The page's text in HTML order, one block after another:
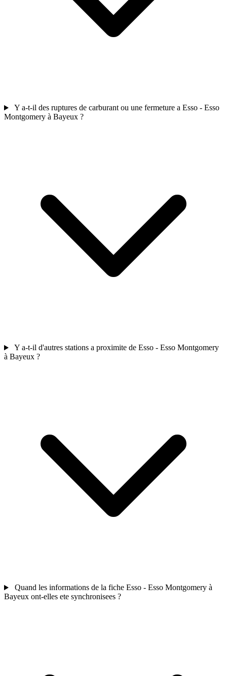
Y a-t-il des ruptures de carburant ou une fermeture a Esso - Esso
Montgomery à Bayeux ?
Y a-t-il d'autres stations a proximite de Esso - Esso Montgomery
à Bayeux ?
Quand les informations de la fiche Esso - Esso Montgomery à
Bayeux ont-elles ete synchronisees ?